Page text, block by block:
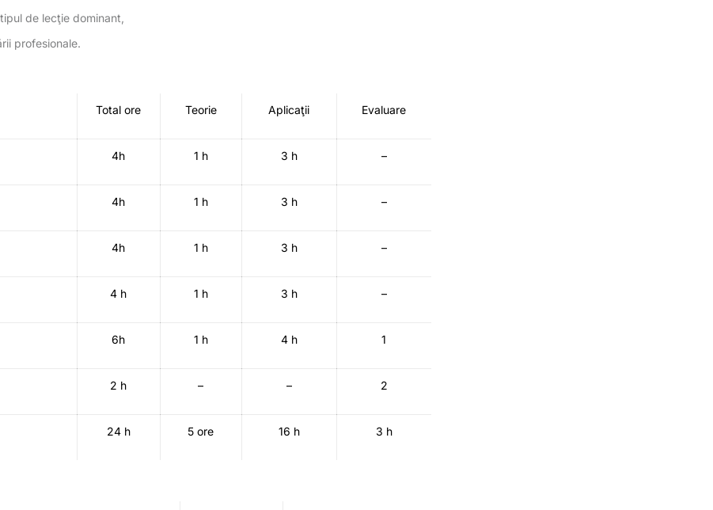
de lecţie dominant,
profesionale.
Total ore Teorie Aplicaţii Evaluare
4h 1 h 3 h –
4h 1 h 3 h –
4h 1 h 3 h –
4 h 1 h 3 h –
6h 1 h 4 h 1
2 h – – 2
24 h 5 ore 16 h 3 h